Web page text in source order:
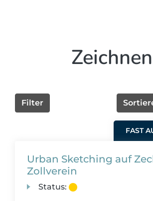
Zeichnen
Filter
FAST
Urban Sketching auf
Zollverein
Status: